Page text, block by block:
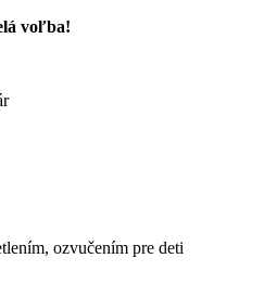
voľba!
ozvučením pre deti